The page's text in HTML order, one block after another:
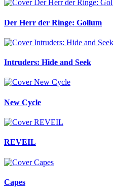
Der Herr der Ringe: Gollum
Intruders: Hide and Seek
New Cycle
REVEIL
Capes